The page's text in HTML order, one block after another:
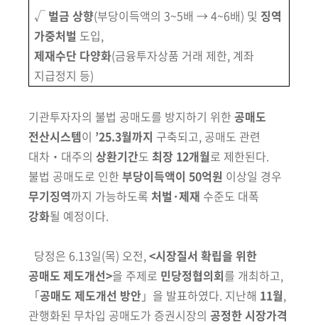
√ 벌금 상향(부당이득액의 3~5배 → 4~6배) 및 징역
가중처벌 도입,
제재수단 다양화(금융투자상품 거래 제한, 계좌
지급정지 등)
기관투자자의 불법 공매도를 방지하기 위한 공매도
전산시스템이 ’25.3월까지 구축되고, 공매도 관련
대차‧대주의 상환기간도 최장 12개월로 제한된다.
불법 공매도로 인한 부당이득액이 50억원 이상일 경우
무기징역까지 가능하도록 처벌·제재 수준도 대폭
강화될 예정이다.
당정은 6.13일(목) 오전,<시장질서 확립을 위한
공매도 제도개선>을 주제로 민당정협의회를 개최하고,
「공매도 제도개선 방안」을 발표하였다. 지난해 11월,
관행화된 무차입 공매도가 증권시장의 공정한 시장가격